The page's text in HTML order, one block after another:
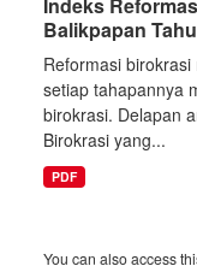
Balikpapan
Reformasi
setiap tahapannya
birokrasi. Delapan
Birokrasi yang...
PDF
You can also access